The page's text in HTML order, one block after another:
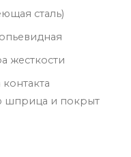
сталь)
жесткости
шприца и покрыт